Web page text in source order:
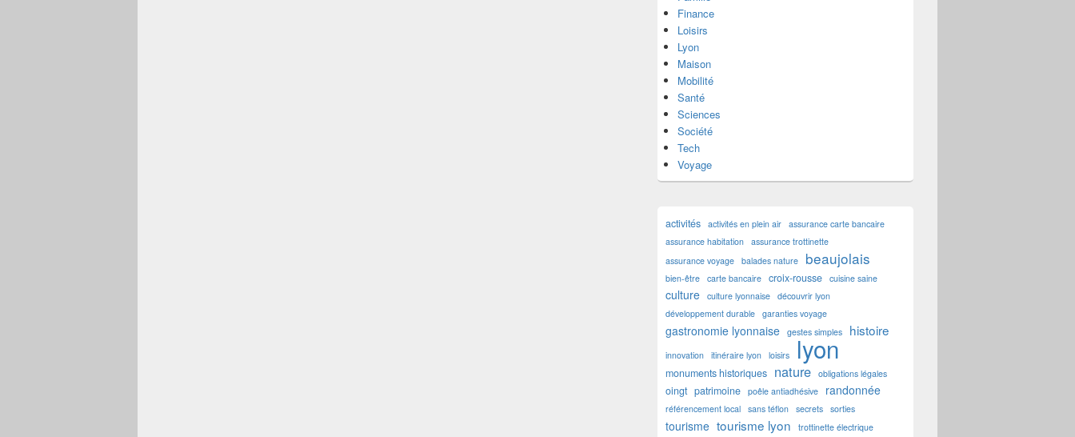
Finance
Loisirs
Lyon
Maison
Mobilité
Santé
Sciences
Société
Tech
Voyage
activités activités en plein air assurance carte bancaire
assurance habitation assurance trottinette
assurance voyage balades nature beaujolais
bien-être carte bancaire croix-rousse cuisine saine
culture culture lyonnaise découvrir lyon
développement durable garanties voyage
gastronomie lyonnaise gestes simples histoire
innovation itinéraire lyon loisirs lyon
monuments historiques nature obligations légales
oingt patrimoine poêle antiadhésive randonnée
référencement local sans téflon secrets sorties
tourisme tourisme lyon
trottinette électrique